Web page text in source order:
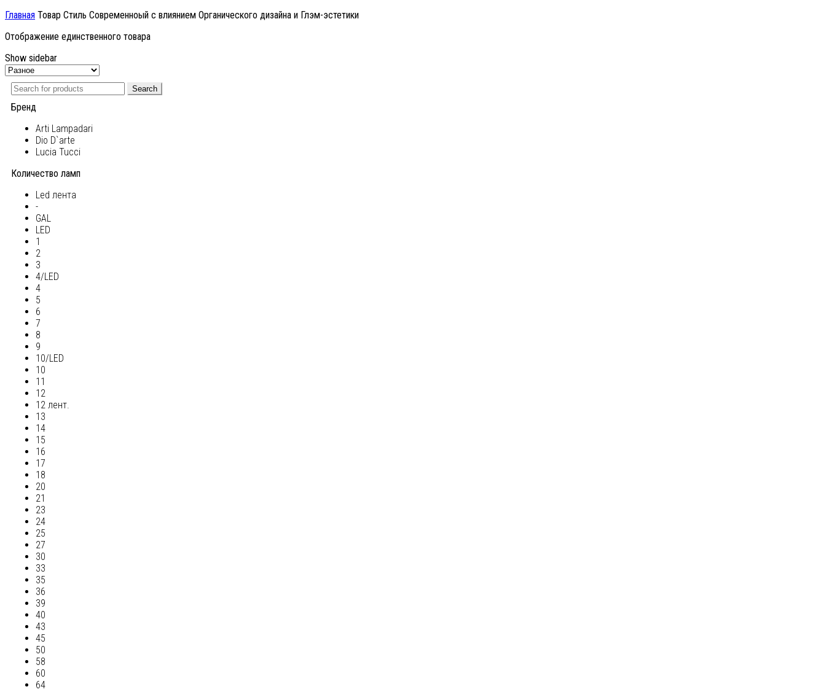
Главная Товар Стиль Современноый с влиянием Органического дизайна и Глэм-эстетики
Отображение единственного товара
Show sidebar
Search
Бренд
Arti Lampadari
Dio D`arte
Lucia Tucci
Количество ламп
Led лента
-
GAL
LED
1
2
3
4/LED
4
5
6
7
8
9
10/LED
10
11
12
12 лент.
13
14
15
16
17
18
20
21
23
24
25
27
30
33
35
36
39
40
43
45
50
58
60
64